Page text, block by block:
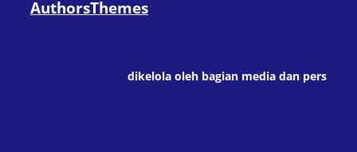
AuthorsThemes
dikelola oleh bagian media dan pers